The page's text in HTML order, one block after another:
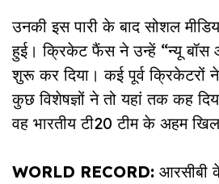
उनकी इस पारी के बाद सोशल
हुई। क्रिकेट फैंस ने उन्हें “न्यू
शुरू कर दिया। कई पूर्व क्रिकेटरों
कुछ विशेषज्ञों ने तो यहां तक कह
वह भारतीय टी20 टीम के अहम
WORLD RECORD: आरसीबी